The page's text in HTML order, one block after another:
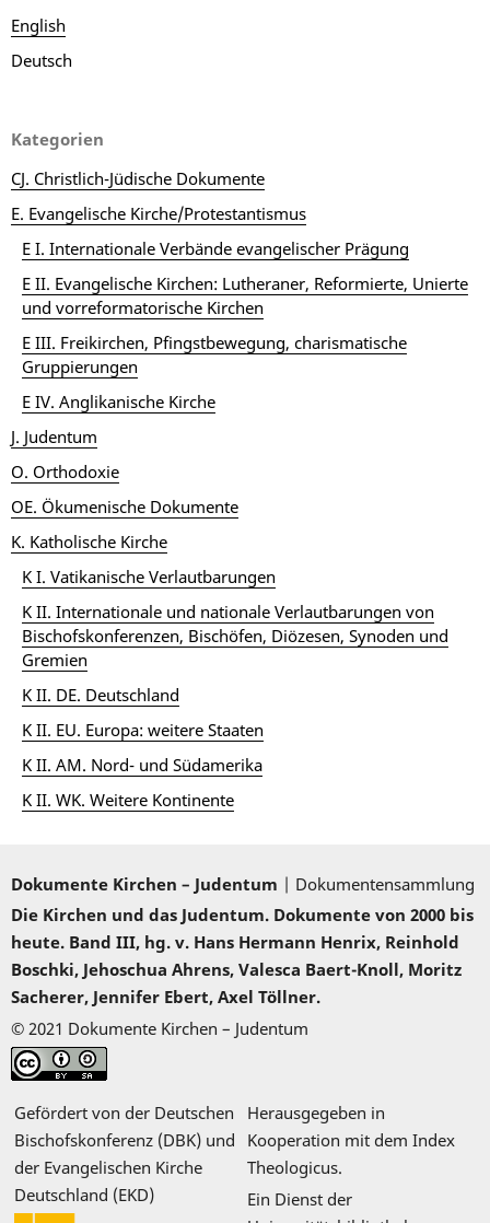
English
Deutsch
Kategorien
CJ. Christlich-Jüdische Dokumente
E. Evangelische Kirche/Protestantismus
E I. Internationale Verbände evangelischer Prägung
E II. Evangelische Kirchen: Lutheraner, Reformierte, Unierte
und vorreformatorische Kirchen
E III. Freikirchen, Pfingstbewegung, charismatische
Gruppierungen
E IV. Anglikanische Kirche
J. Judentum
O. Orthodoxie
OE. Ökumenische Dokumente
K. Katholische Kirche
K I. Vatikanische Verlautbarungen
K II. Internationale und nationale Verlautbarungen von
Bischofskonferenzen, Bischöfen, Diözesen, Synoden und
Gremien
K II. DE. Deutschland
K II. EU. Europa: weitere Staaten
K II. AM. Nord- und Südamerika
K II. WK. Weitere Kontinente
Dokumente Kirchen – Judentum | Dokumentensammlung
Die Kirchen und das Judentum. Dokumente von 2000 bis
heute. Band III, hg. v. Hans Hermann Henrix, Reinhold
Boschki, Jehoschua Ahrens, Valesca Baert-Knoll, Moritz
Sacherer, Jennifer Ebert, Axel Töllner.
© 2021 Dokumente Kirchen – Judentum
Gefördert von der Deutschen
Bischofskonferenz (DBK) und
der Evangelischen Kirche
Deutschland (EKD)
Herausgegeben in
Kooperation mit dem Index
Theologicus.
Ein Dienst der